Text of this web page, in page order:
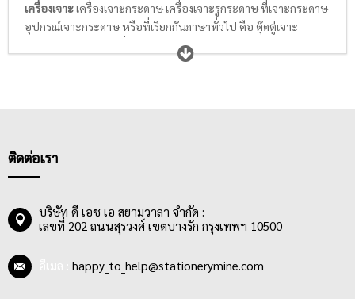
เครื่องเจาะเครื่องเจาะกระดาษ เครื่องเจาะรูกระดาษ ที่เจาะกระดาษ
อุปกรณ์เจาะกระดาษ หรือที่เรียกกันภาษาทั่วไป คือ ตุ๊ดตู่เจาะ
กระดาษ เป็นอุปกรณ์ที่สามารถเจาะกระดาษให้เป็นรูสำหรับใส่เข้าไป
ในแฟ้มเอกสารเพื่อการจัดเก็บ เครื่องเจาะกระดาษได้รับการ
มีทั้งแบบสามารถเจาะกระดาษที่ความหนา 2.2 มม. จำนวน 20 แผ่น,
ได้ 65 แผ่น, เจาะกระดาษได้หนา 160 แผ่น ในความหนา 80 แกรม,
เจาะกระดาษได้หนา 50 แผ่น ในความหนา 80 แกรม และอื่นๆ อีก
นอกจากเรื่องความสามารถในการเจาะกระดาษของเครื่องเจาะแล้ว
ยังมีความแตกต่างของชนิดรูที่เจาะของตัวเครื่องเจาะอีกด้วย มีทั้ง
ติดต่อเรา
บริษัท ดี เอช เอ สยามวาลา จำกัด :
เลขที่ 202 ถนนสุรวงศ์ เขตบางรัก กรุงเทพฯ 10500
happy_to_help@stationerymine.com